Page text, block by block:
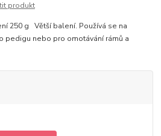
produkt
250 g Větší balení. Používá se na
pedigu nebo pro omotávání rámů a